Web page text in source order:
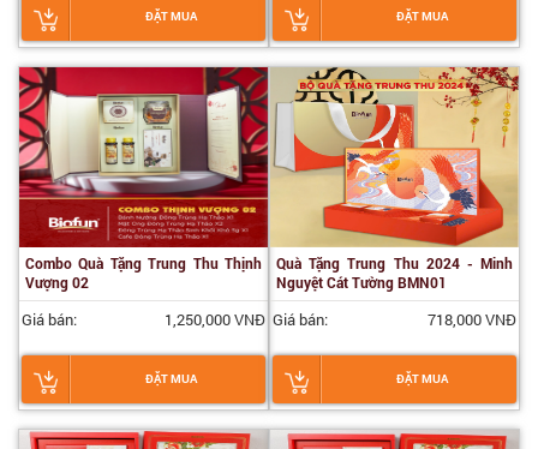
ĐẶT MUA ĐẶT MUA
Combo Quà Tặng Trung Thu Thịnh
Vượng 02
Giá bán: 1,250,000 VNĐ
ĐẶT MUA
Quà Tặng Trung Thu 2024 - Minh
Nguyệt Cát Tường BMN01
Giá bán: 718,000 VNĐ
ĐẶT MUA